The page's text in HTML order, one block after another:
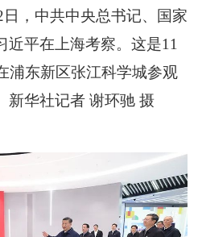
，中共中央总书记、国家
近平在上海考察。这是11
浦东新区张江科学城参观
新华社记者 谢环驰 摄